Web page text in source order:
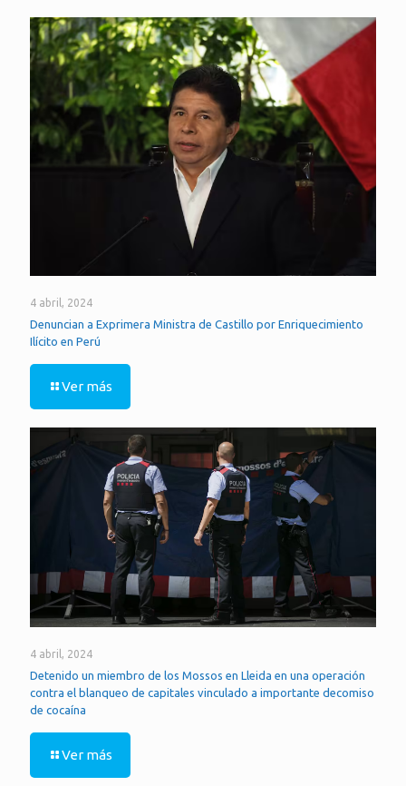
4 abril, 2024
Denuncian a Exprimera Ministra de Castillo por Enriquecimiento
Ilícito en Perú
Ver más
4 abril, 2024
Detenido un miembro de los Mossos en Lleida en una operación
contra el blanqueo de capitales vinculado a importante decomiso
de cocaína
Ver más